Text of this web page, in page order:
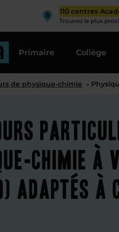
110 centres
Trouvez le plus
Primaire Collège
de physique-chimie ›
chimie à
adaptés à